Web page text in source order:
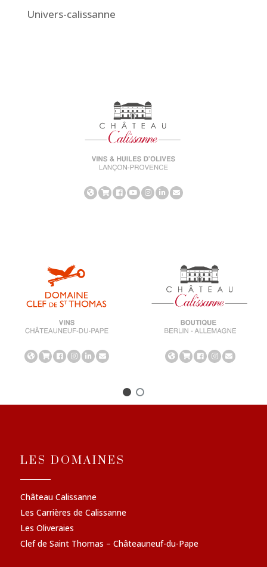
Univers-calissanne
LES DOMAINES
Château Calissanne
Les Carrières de Calissanne
Les Oliveraies
Clef de Saint Thomas – Châteauneuf-du-Pape